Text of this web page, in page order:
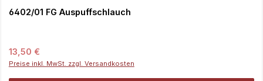
6402/01 FG Auspuffschlauch
Regulärer Preis:
13,50 €
Preise inkl. MwSt. zzgl. Versandkosten